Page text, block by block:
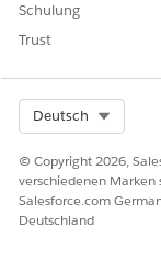
Schulung
Trust
Deutsch
© Copyright 2026,
verschiedenen Marken
Salesforce.com
Deutschland